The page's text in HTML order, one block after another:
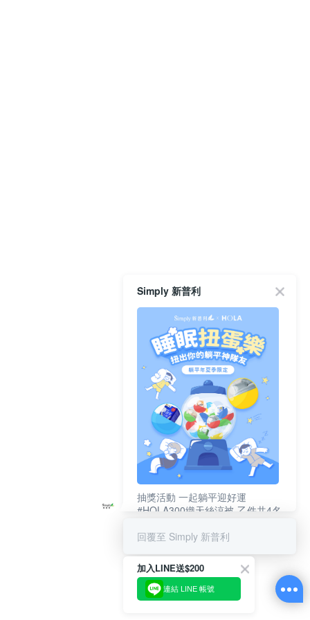
Simply 新普利
抽獎活動 一起躺平迎好運
#HOLA300織天絲涼被-乙件共4名
回覆至 Simply 新普利
加入LINE送$200
連結 LINE 帳號